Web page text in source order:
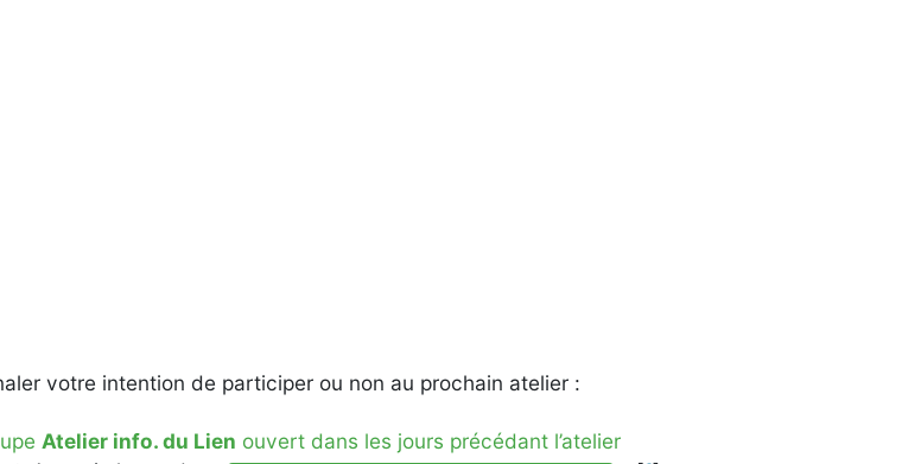
votre intention de participer ou non au prochain atelier :
Atelier info. du Lien ouvert dans les jours précédant l’atelier